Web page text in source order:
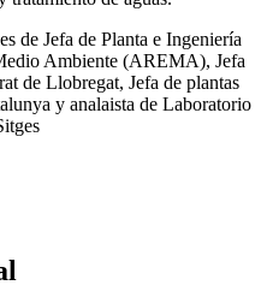
de Jefa de Planta e Ingeniería
Ambiente (AREMA), Jefa
de Llobregat, Jefa de plantas
y analaista de Laboratorio